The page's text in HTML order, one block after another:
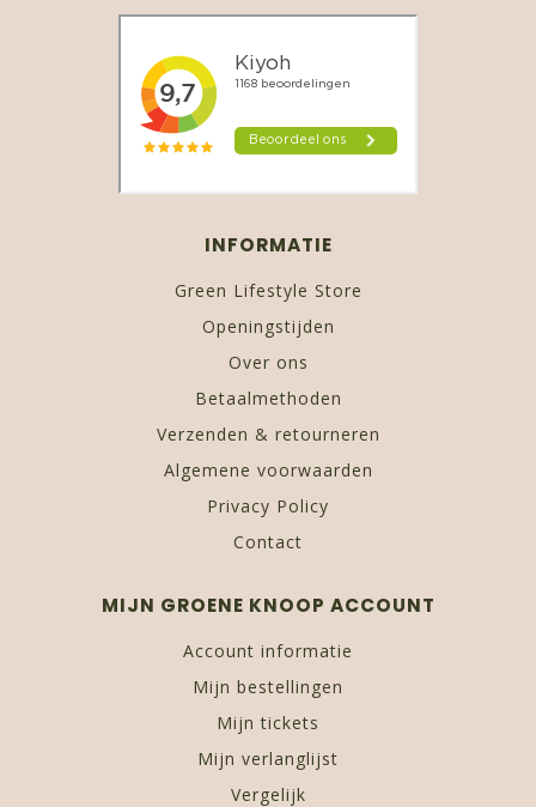
INFORMATIE
Green Lifestyle Store
Openingstijden
Over ons
Betaalmethoden
Verzenden & retourneren
Algemene voorwaarden
Privacy Policy
Contact
MIJN GROENE KNOOP ACCOUNT
Account informatie
Mijn bestellingen
Mijn tickets
Mijn verlanglijst
Vergelijk